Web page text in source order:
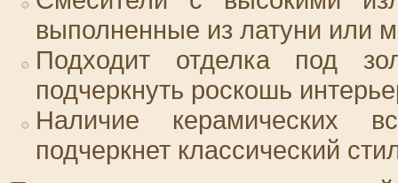
выполненные из латуни или
Подходит отделка под
подчеркнуть роскошь
Наличие керамических
подчеркнет классический